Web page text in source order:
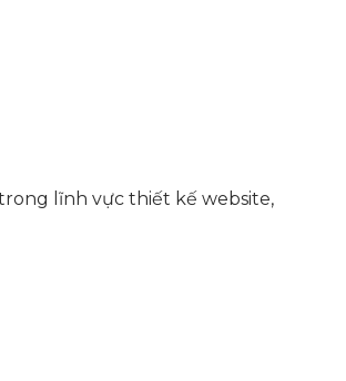
lĩnh vực thiết kế website,